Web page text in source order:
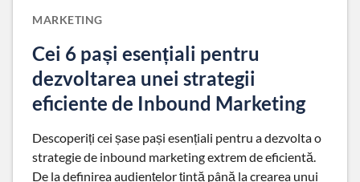
MARKETING
Cei 6 pași esențiali pentru
dezvoltarea unei strategii
eficiente de Inbound Marketing
Descoperiți cei șase pași esențiali pentru a dezvolta o
strategie de inbound marketing extrem de eficientă.
De la definirea audiențelor țintă până la crearea unui